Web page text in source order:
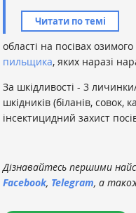
Читати по темі
області на посівах
пильщика, яких наразі
За шкідливості - 3
шкідників (біланів, совок,
інсектицидний захист
Дізнавайтесь першими
Facebook, Telegram, а